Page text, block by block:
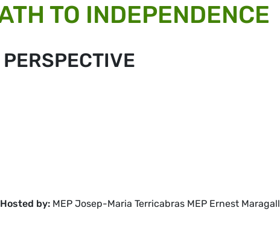
TO INDEPENDENCE
Hosted by: MEP Josep-Maria Terricabras MEP Ernest Maragall